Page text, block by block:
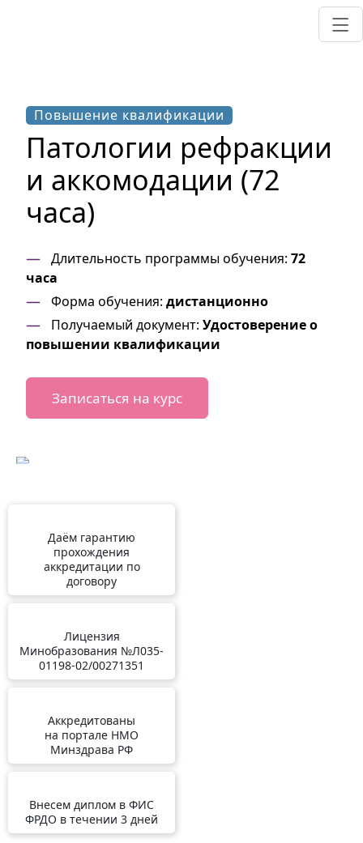
Повышение квалификации
Патологии рефракции
и аккомодации (72
часа)
Длительность программы обучения: 72
часа
Форма обучения: дистанционно
Получаемый документ: Удостоверение о
повышении квалификации
Записаться на курс
Даём гарантию
прохождения
аккредитации по
договору
Лицензия
Минобразования №Л035-
01198-02/00271351
Аккредитованы
на портале НМО
Минздрава РФ
Внесем диплом в ФИС
ФРДО в течении 3 дней